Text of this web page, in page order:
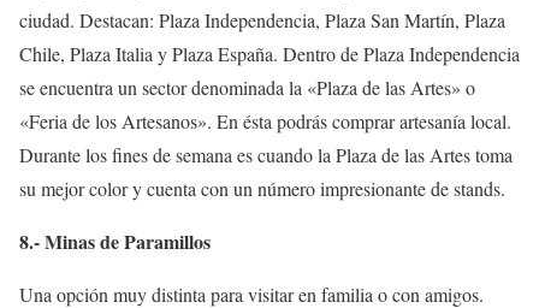
ciudad. Destacan: Plaza Independencia, Plaza San Martín, Plaza
Chile, Plaza Italia yPlaza España. Dentro de Plaza Independencia
se encuentra un sector denominada la «Plaza de las Artes» o
«Feria de los Artesanos». En ésta podrás comprar artesanía local.
Durante los fines de semana es cuando la Plaza de las Artes toma
su mejor color y cuenta con un número impresionante de stands.
8.- Minas de Paramillos
Una opción muy distinta para visitar en familia o con amigos.